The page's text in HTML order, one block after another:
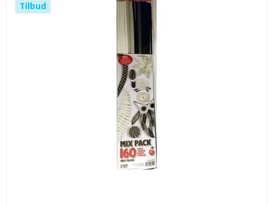
Tilbud